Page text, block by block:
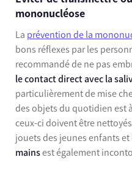
mononucléose
La prévention de la
bons réflexes par les
recommandé de ne pas
le contact direct avec la
particulièrement de mise
des objets du quotidien est
ceux-ci doivent être
jouets des jeunes enfants et
mainsest également